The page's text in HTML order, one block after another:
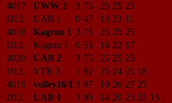
4017
UWW 2 3 75 25 25 25
DLL
UAB 1 0 47 13 23 11
4018
Kagran 1 3 75 25 25 25
DLL
Kagran 1 0 55 16 22 17
4020
UAB 2 3 75 25 25 25
DLL
VTR 3 1 92 25 24 25 18
4019
volley16/1 3 97 19 26 27 25
DLL
UAB 1 3 99 14 20 25 25 15